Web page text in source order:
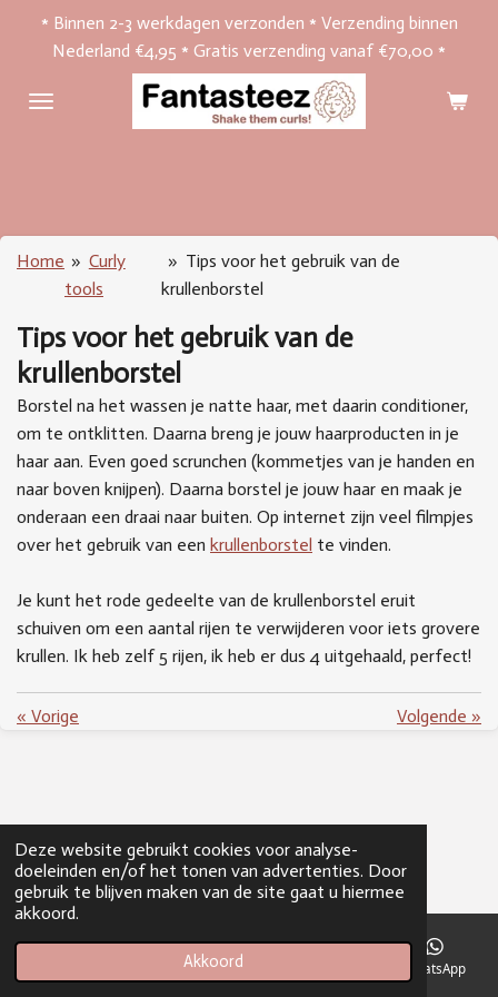
Deze website gebruikt cookies voor analyse-
doeleinden en/of het tonen van advertenties. Door
gebruik te blijven maken van de site gaat u hiermee
akkoord.
Akkoord
direct
de
* Binnen 2-3 werkdagen verzonden * Verzending binnen
Nederland €4,95 * Gratis verzending vanaf €70,00 *
Home » Curly
tools
» Tips voor het gebruik van de
krullenborstel
Tips voor het gebruik van de
krullenborstel
Borstel na het wassen je natte haar, met daarin conditioner,
om te ontklitten. Daarna breng je jouw haarproducten in je
haar aan. Even goed scrunchen (kommetjes van je handen en
naar boven knijpen). Daarna borstel je jouw haar en maak je
onderaan een draai naar buiten. Op internet zijn veel filmpjes
over het gebruik van een krullenborstel te vinden.
Je kunt het rode gedeelte van de krullenborstel eruit
schuiven om een aantal rijen te verwijderen voor iets grovere
krullen. Ik heb zelf 5 rijen, ik heb er dus 4 uitgehaald, perfect!
« Vorige Volgende »
Telefoonnummer WhatsApp